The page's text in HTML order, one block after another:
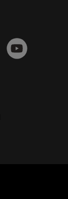
youtube